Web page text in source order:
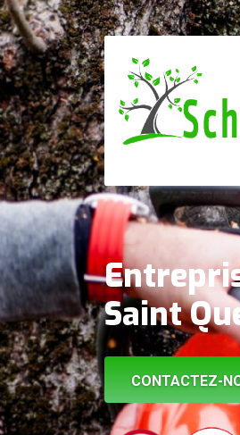
Saint
CONTACTEZ-